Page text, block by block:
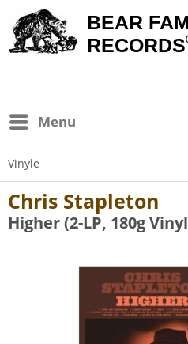
BEAR
RECORDS
Menu
Vinyle
Chris Stapleton
Higher (2-LP, 180g